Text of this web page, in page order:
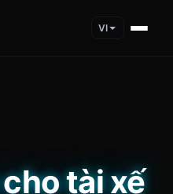
VI
tài xế